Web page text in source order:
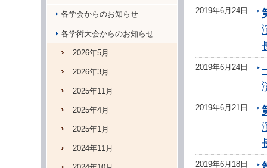
2019年6月24日
2019年6月24日
2019年6月21日
2019年6月18日
各学会からのお知らせ
各学術大会からのお知らせ
2026年5月
2026年3月
2025年11月
2025年4月
2025年1月
2024年11月